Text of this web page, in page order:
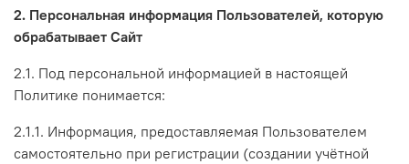
2. Персональная информация Пользователей, которую
обрабатывает Сайт
2.1. Под персональной информацией в настоящей
Политике понимается:
2.1.1. Информация, предоставляемая Пользователем
самостоятельно при регистрации (создании учётной